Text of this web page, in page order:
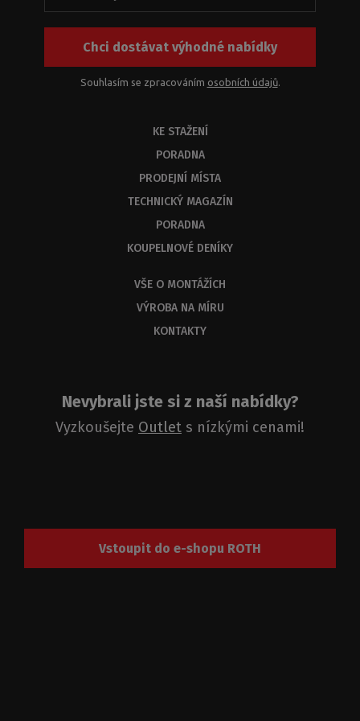
produktům
nebo
kombinací.
Chci dostávat výhodné nabídky
Souhlasím se zpracováním osobních údajů.
KE STAŽENÍ
PORADNA
PRODEJNÍ MÍSTA
TECHNICKÝ MAGAZÍN
PORADNA
KOUPELNOVÉ DENÍKY
VŠE O MONTÁŽÍCH
VÝROBA NA MÍRU
KONTAKTY
Nevybrali jste si z naší nabídky?
Vyzkoušejte Outlet s nízkými cenami!
Vstoupit do e-shopu ROTH